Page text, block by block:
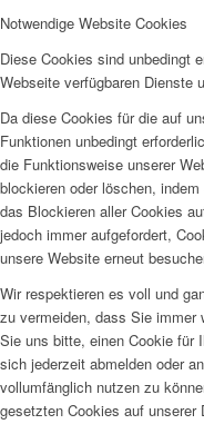
Notwendige Website Cookies
Diese Cookies sind unbedingt
Webseite verfügbaren Dienste
Da diese Cookies für die auf
Funktionen unbedingt
die Funktionsweise unserer
blockieren oder löschen,
das Blockieren aller Cookies
jedoch immer aufgefordert,
unsere Website erneut
Wir respektieren es voll und
zu vermeiden, dass Sie immer
Sie uns bitte, einen Cookie für
sich jederzeit abmelden oder
vollumfänglich nutzen zu
gesetzten Cookies auf unserer